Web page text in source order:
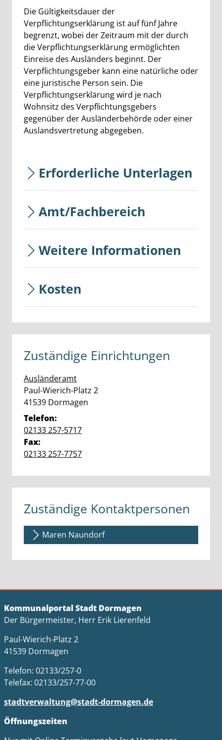
Die Gültigkeitsdauer der
Verpflichtungserklärung ist auf fünf Jahre
begrenzt, wobei der Zeitraum mit der durch
die Verpflichtungserklärung ermöglichten
Einreise des Ausländers beginnt. Der
Verpflichtungsgeber kann eine natürliche oder
eine juristische Person sein. Die
Verpflichtungserklärung wird je nach
Wohnsitz des Verpflichtungsgebers
gegenüber der Ausländerbehörde oder einer
Auslandsvertretung abgegeben.
Erforderliche Unterlagen
Amt/Fachbereich
Weitere Informationen
Kosten
Zuständige Einrichtungen
Ausländeramt
Straße:
Paul-Wierich-Platz Hausnummer:
2
PLZ:
41539 Ort:
Dormagen
Telefon:
02133 257-5717
Fax:
02133 257-7757
Zuständige Kontaktpersonen
Maren Naundorf
Kommunalportal Stadt Dormagen
Der Bürgermeister, Herr Erik Lierenfeld
Paul-Wierich-Platz 2
41539 Dormagen
Telefon: 02133/257-0
Telefax: 02133/257-77-00
stadtverwaltung@stadt-dormagen.de
Öffnungszeiten